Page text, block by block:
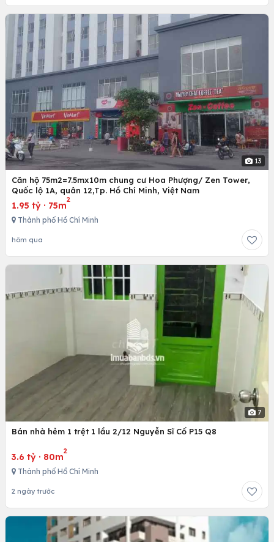
13
Căn hộ 75m2=7.5mx10m chung cư Hoa Phượng/ Zen Tower,
Quốc lộ 1A, quân 12,Tp. Hồ Chí Minh, Việt Nam
1.95 tỷ · 75m
2
Thành phố Hồ Chí Minh
hôm qua
7
Bán nhà hẻm 1 trệt 1 lầu 2/12 Nguyễn Sĩ Cố P15 Q8
3.6 tỷ · 80m
2
Thành phố Hồ Chí Minh
2 ngày trước